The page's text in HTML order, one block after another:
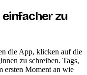
zu
die App, klicken auf die
zu schreiben. Tags,
ersten Moment an wie